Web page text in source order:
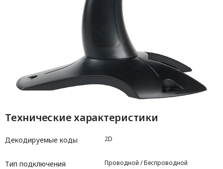
Технические характеристики
Декодируемые коды 2D
Тип подключения Проводной / Беспроводной